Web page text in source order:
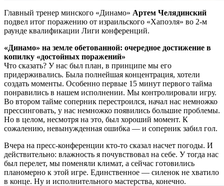
Главный тренер минского «Динамо» Артем Челядинский
подвел итог поражению от израильского «Хапоэля» во 2-м
раунде квалификации Лиги конференций.
«Динамо» на земле обетованной: очередное достижение в
копилку «достойных поражений»
Что сказать? У нас был план, в принципе мы его
придерживались. Была полнейшая концентрация, хотели
создать моменты. Особенно первые 15 минут первого тайма
понравились в нашем исполнении. Мы контролировали игру.
Во втором тайме соперник перестроился, начал нас немножко
прессинговать, у нас немножко появились большие проблемы.
Но в целом, несмотря на это, был хороший момент. К
сожалению, невынужденная ошибка — и соперник забил гол.
Вчера на пресс-конференции кто-то сказал насчет погоды. И
действительно: влажность я почувствовал на себе. У тогда нас
был перелет, мы поменяли климат, а сейчас готовились
планомерно к этой игре. Единственное — силенок не хватило
в конце. Ну и исполнительного мастерства, конечно.